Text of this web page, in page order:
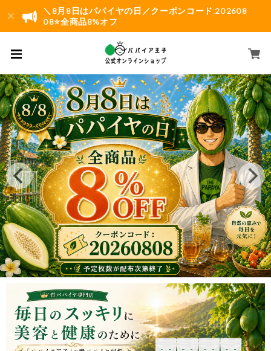
＼8月8日はパパイヤの日／クーポンコード:202608
08⭐️全商品8%オフ